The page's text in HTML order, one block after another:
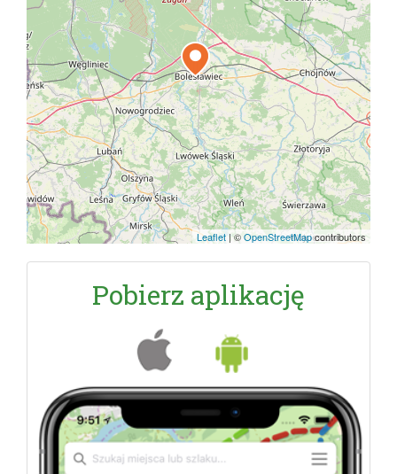
Leaflet |©OpenStreetMapcontributors
Pobierz aplikację